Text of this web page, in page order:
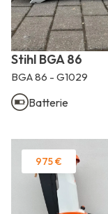
Stihl BGA 86
BGA 86 - G1029
Batterie
975 €